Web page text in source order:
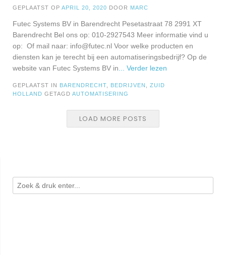
GEPLAATST OP APRIL 20, 2020 DOOR MARC
Futec Systems BV in Barendrecht Pesetastraat 78 2991 XT
Barendrecht Bel ons op: 010-2927543 Meer informatie vind u
op: Of mail naar: info@futec.nl Voor welke producten en
diensten kan je terecht bij een automatiseringsbedrijf? Op de
website van Futec Systems BV in ... Verder lezen
GEPLAATST IN BARENDRECHT BEDRIJVEN
ZUID
HOLLAND GETAGD AUTOMATISERING
LOAD MORE POSTS